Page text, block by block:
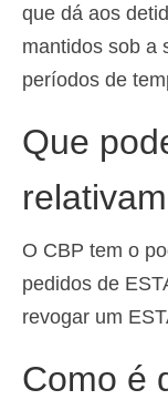
que dá aos
mantidos sob a
períodos de
Que
O CBP tem o
pedidos de
revogar um
Como é